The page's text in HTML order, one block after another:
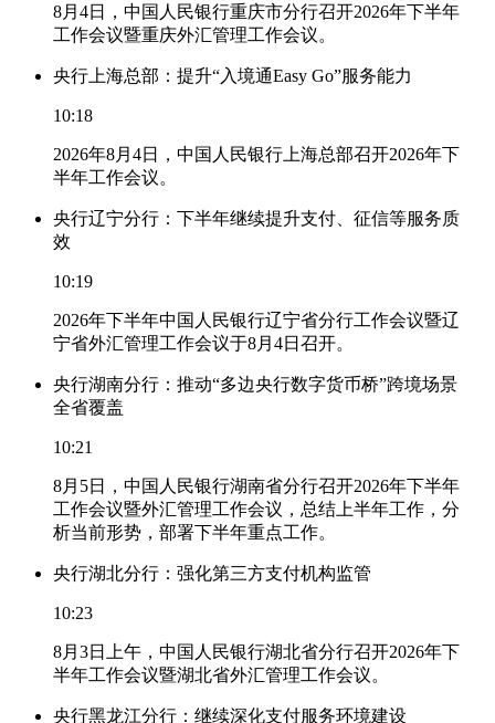
8月4日，中国人民银行重庆市分行召开2026年下半年
工作会议暨重庆外汇管理工作会议。
央行上海总部：提升“入境通Easy Go”服务能力
10:18
2026年8月4日，中国人民银行上海总部召开2026年下
半年工作会议。
央行辽宁分行：下半年继续提升支付、征信等服务质
效
10:19
2026年下半年中国人民银行辽宁省分行工作会议暨辽
宁省外汇管理工作会议于8月4日召开。
央行湖南分行：推动“多边央行数字货币桥”跨境场景
全省覆盖
10:21
8月5日，中国人民银行湖南省分行召开2026年下半年
工作会议暨外汇管理工作会议，总结上半年工作，分
析当前形势，部署下半年重点工作。
央行湖北分行：强化第三方支付机构监管
10:23
8月3日上午，中国人民银行湖北省分行召开2026年下
半年工作会议暨湖北省外汇管理工作会议。
央行黑龙江分行：继续深化支付服务环境建设